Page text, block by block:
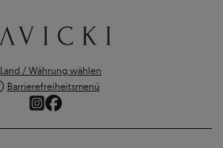
Land / Währung wählen
Barrierefreiheitsmenü